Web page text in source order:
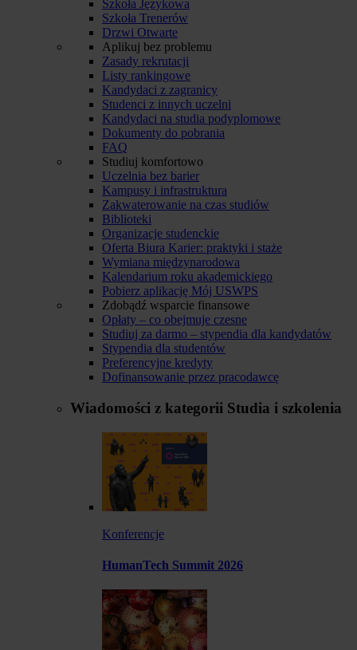
Szkoła Językowa
Szkoła Trenerów
Drzwi Otwarte
Aplikuj bez problemu
Zasady rekrutacji
Listy rankingowe
Kandydaci z zagranicy
Studenci z innych uczelni
Kandydaci na studia podyplomowe
Dokumenty do pobrania
FAQ
Studiuj komfortowo
Uczelnia bez barier
Kampusy i infrastruktura
Zakwaterowanie na czas studiów
Biblioteki
Organizacje studenckie
Oferta Biura Karier: praktyki i staże
Wymiana międzynarodowa
Kalendarium roku akademickiego
Pobierz aplikację Mój USWPS
Zdobądź wsparcie finansowe
Opłaty – co obejmuje czesne
Studiuj za darmo – stypendia dla kandydatów
Stypendia dla studentów
Preferencyjne kredyty
Dofinansowanie przez pracodawcę
Wiadomości z kategorii Studia i szkolenia
Konferencje
HumanTech Summit 2026